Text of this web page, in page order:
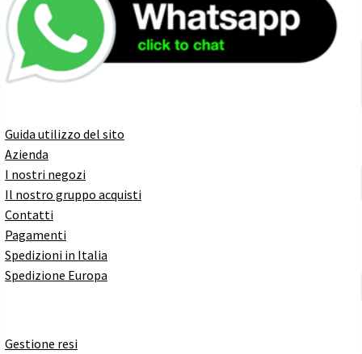
Guida utilizzo del sito
Azienda
I nostri negozi
Il nostro gruppo acquisti
Contatti
Pagamenti
Spedizioni in Italia
Spedizione Europa
Gestione resi